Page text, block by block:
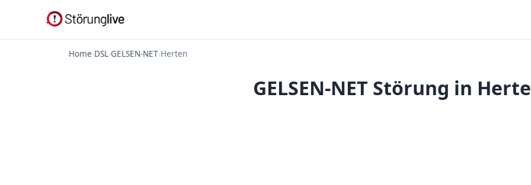
Home›DSL›GELSEN-NET›Herten
GELSEN-NET Störung in